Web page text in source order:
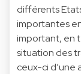
différents
importantes
important, en
situation des
ceux-ci d’une